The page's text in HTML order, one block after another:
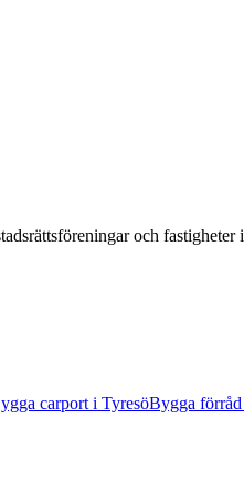
och fastigheteri
carport i TyresöBygga förråd